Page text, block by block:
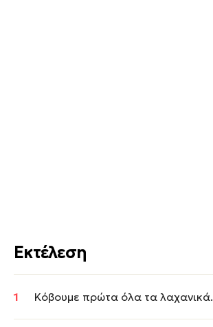
Εκτέλεση
Κόβουμε πρώτα όλα τα λαχανικά.